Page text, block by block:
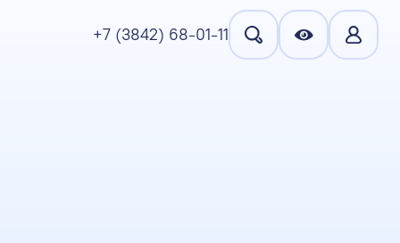
+7 (3842) 68-01-11